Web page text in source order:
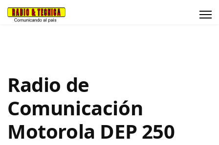
Radio de
Comunicación
Motorola DEP 250